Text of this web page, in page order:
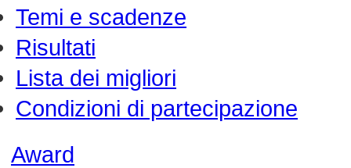
Temi e scadenze
Risultati
Lista dei migliori
Condizioni di partecipazione
Award